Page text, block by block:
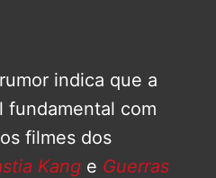
indica que a
fundamental com
filmes dos
Kang e Guerras